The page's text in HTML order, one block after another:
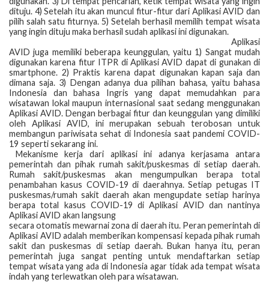
dituju. 4) Setelah itu akan muncul fitur-fitur dari Aplikasi AVID dan
pilih salah satu fiturnya. 5) Setelah berhasil memilih tempat wisata
yang ingin dituju maka berhasil sudah aplikasi ini digunakan.
Aplikasi
AVID juga memiliki beberapa keunggulan, yaitu 1) Sangat mudah
digunakan karena fitur ITPR di Aplikasi AVID dapat di gunakan di
smartphone. 2) Praktis karena dapat digunakan kapan saja dan
dimana saja. 3) Dengan adanya dua pilihan bahasa, yaitu bahasa
Indonesia dan bahasa Ingris yang dapat memudahkan para
wisatawan lokal maupun internasional saat sedang menggunakan
Aplikasi AVID. Dengan berbagai fitur dan keunggulan yang dimiliki
oleh Aplikasi AVID, ini merupakan sebuah terobosan untuk
membangun pariwisata sehat di Indonesia saat pandemi COVID-
19 seperti sekarang ini.
Mekanisme kerja dari aplikasi ini adanya kerjasama antara
pemerintah dan pihak rumah sakit/puskesmas di setiap daerah.
Rumah sakit/puskesmas akan mengumpulkan berapa total
penambahan kasus COVID-19 di daerahnya. Setiap petugas IT
puskesmas/rumah sakit daerah akan mengupdate setiap harinya
berapa total kasus COVID-19 di Aplikasi AVID dan nantinya
Aplikasi AVID akan langsung
secara otomatis mewarnai zona di daerah itu. Peran pemerintah di
Aplikasi AVID adalah memberikan kompensasi kepada pihak rumah
sakit dan puskesmas di setiap daerah. Bukan hanya itu, peran
pemerintah juga sangat penting untuk mendaftarkan setiap
tempat wisata yang ada di Indonesia agar tidak ada tempat wisata
indah yang terlewatkan oleh para wisatawan.